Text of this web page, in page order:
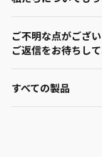
ご不明な点がござ
ご返信をお待ちして
すべての製品